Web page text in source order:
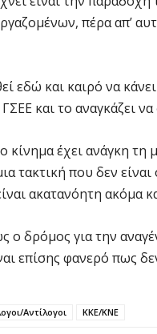
πέρα απ’
εδώ και καιρό να
και το αναγκάζει
κίνημα έχει ανάγκη τη
τακτική που δεν
ακατανόητη ακόμα
ο δρόμος για την
επίσης φανερό πως
Αντίλογοι ΚΚΕ/ΚΝΕ